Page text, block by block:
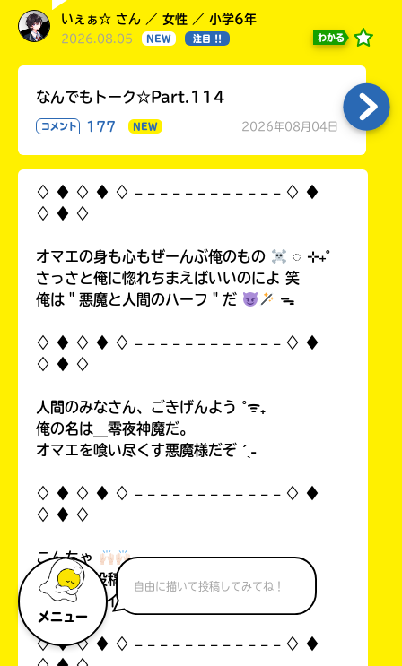
メニュー
自由に描いて投稿してみてね！
いぇぁ☆ さん ／ 女性 ／ 小学6年
2026.08.05 NEW 注目 !! わかる
なんでもトーク☆Part.114
コメント 177 NEW 2026年08月04日
♢ ♦︎ ♢ ♦︎ ♢ 𓐄 𓐄 𓐄 𓐄 𓐄 𓐄 𓐄 𓐄 𓐄 𓐄 𓐄 𓐄 ♢ ♦︎
♢ ♦︎ ♢
オマエの身も心もぜーんぶ俺のもの
◌ ⊹₊˚
さっさと俺に惚れちまえばいいのによ 笑
俺は＂悪魔と人間のハーフ＂だ
ᯓ
♢ ♦︎ ♢ ♦︎ ♢ 𓐄 𓐄 𓐄 𓐄 𓐄 𓐄 𓐄 𓐄 𓐄 𓐄 𓐄 𓐄 ♢ ♦︎
♢ ♦︎ ♢
人間のみなさん、ごきげんよう ˚ᯤ₊
俺の名は＿零夜神魔だ。
オマエを喰い尽くす悪魔様だぞ ˊˎ˗
♢ ♦︎ ♢ ♦︎ ♢ 𓐄 𓐄 𓐄 𓐄 𓐄 𓐄 𓐄 𓐄 𓐄 𓐄 𓐄 𓐄 ♢ ♦︎
♢ ♦︎ ♢
こんちゃ
自分の初投稿を見て俺思ったんすよ…！
中1なのにイタいって！((
♢ ♦︎ ♢ ♦︎ ♢ 𓐄 𓐄 𓐄 𓐄 𓐄 𓐄 𓐄 𓐄 𓐄 𓐄 𓐄 𓐄 ♢ ♦︎